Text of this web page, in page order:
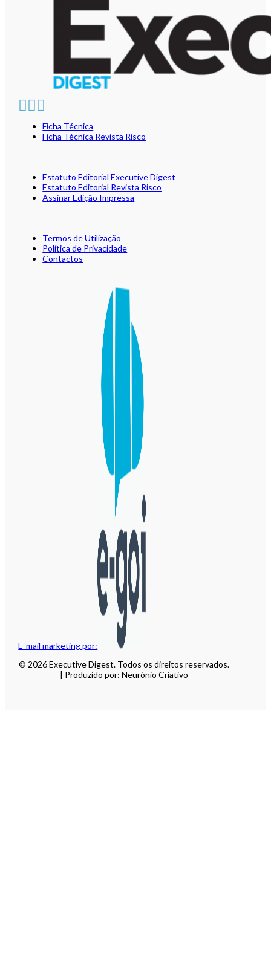
E-mail marketing por:
Ficha Técnica
Ficha Técnica Revista Risco
Estatuto Editorial Executive Digest
Estatuto Editorial Revista Risco
Assinar Edição Impressa
Termos de Utilização
Política de Privacidade
Contactos
© 2026 Executive Digest. Todos os direitos reservados.
| Produzido por: Neurónio Criativo